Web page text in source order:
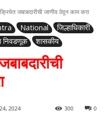
जबाबदारीची जाणीव ठेवून काम करा
National
जिल्हाधिकारी
निवडणूक शासकीय
2024 0
300